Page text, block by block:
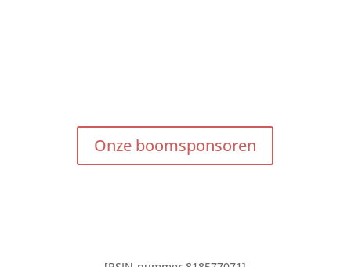
Onze boomsponsoren